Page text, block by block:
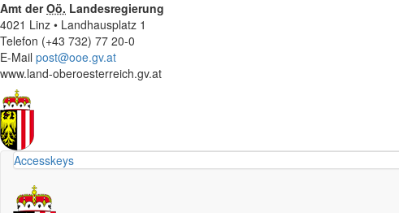
Amt derOö. Landesregierung
4021 Linz • Landhausplatz 1
Telefon (+43 732) 77 20-0
E-Mail post@ooe.gv.at
www.land-oberoesterreich.gv.at
Accesskeys